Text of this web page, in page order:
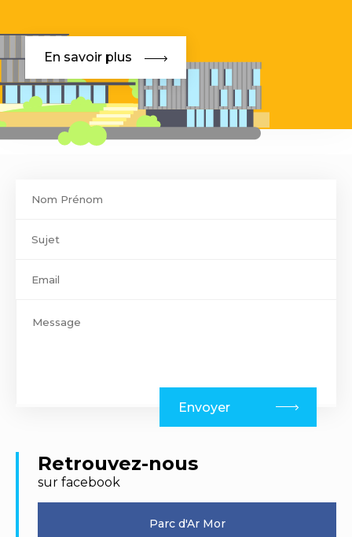
En savoir plus
Retrouvez-nous
sur facebook
Parc d'Ar Mor
footer
Envoyer